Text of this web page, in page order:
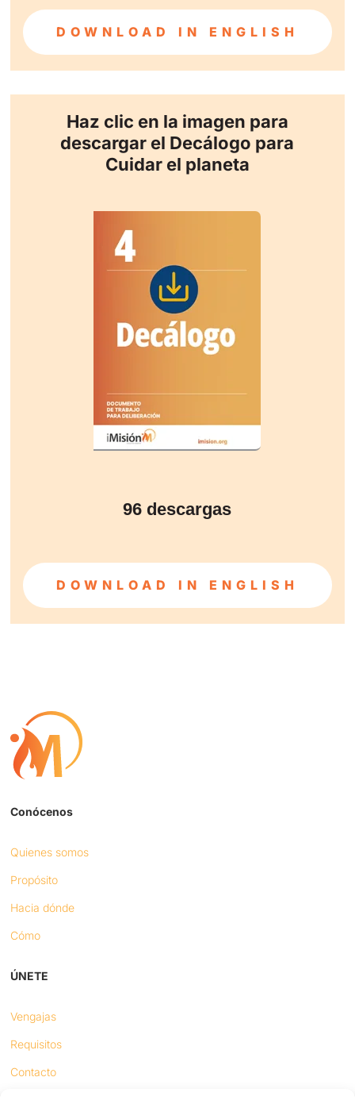
DOWNLOAD IN ENGLISH
Haz clic en la imagen para
descargar el Decálogo para
Cuidar el planeta
96 descargas
DOWNLOAD IN ENGLISH
Conócenos
Quienes somos
Propósito
Hacia dónde
Cómo
ÚNETE
Vengajas
Requisitos
Contacto